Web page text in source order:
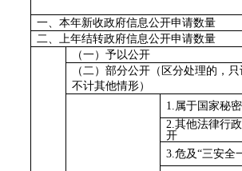
一、本年新收政府信息公开申请数量
二、上年结转政府信息公开申请数量
（一）予以公开
（二）部分公开（区分处理的，
不计其他情形）
1.属于国家秘密
2.其他法律行
开
3.危及“三安全